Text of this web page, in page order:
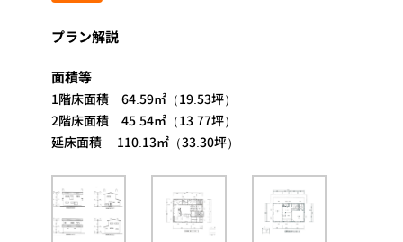
プラン解説
面積等
1階床面積 64.59㎡（19.53坪）
2階床面積 45.54㎡（13.77坪）
延床面積 110.13㎡（33.30坪）